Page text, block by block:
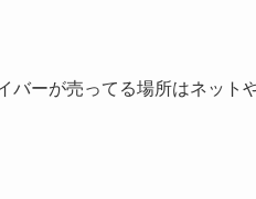
バーが売ってる場所はネット